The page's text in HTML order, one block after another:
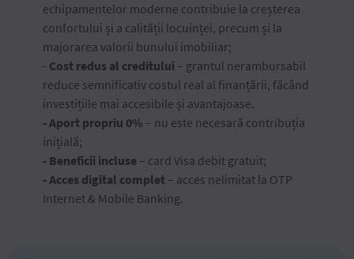
echipamentelor moderne contribuie la creșterea
confortului și a calității locuinței, precum și la
majorarea valorii bunului imobiliar;
- Cost redus al creditului – grantul nerambursabil
reduce semnificativ costul real al finanțării, făcând
investițiile mai accesibile și avantajoase.
- Aport propriu 0% – nu este necesară contribuția
inițială;
- Beneficii incluse – card Visa debit gratuit;
- Acces digital complet – acces nelimitat la OTP
Internet & Mobile Banking.